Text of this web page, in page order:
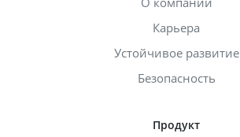
Карьера
Устойчивое развитие
Безопасность
Продукт